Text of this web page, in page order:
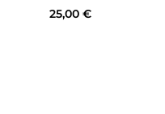
25,00 €